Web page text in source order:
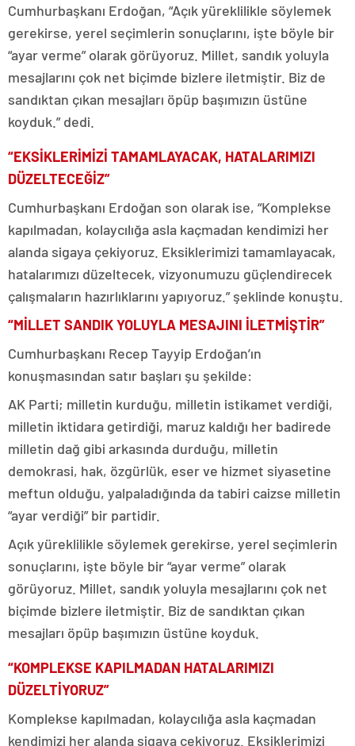
Cumhurbaşkanı Erdoğan, “Açık yüreklilikle söylemek
gerekirse, yerel seçimlerin sonuçlarını, işte böyle bir
“ayar verme” olarak görüyoruz. Millet, sandık yoluyla
mesajlarını çok net biçimde bizlere iletmiştir. Biz de
sandıktan çıkan mesajları öpüp başımızın üstüne
koyduk.” dedi.
“EKSİKLERİMİZİ TAMAMLAYACAK, HATALARIMIZI
DÜZELTECEĞİZ”
Cumhurbaşkanı Erdoğan son olarak ise, “Komplekse
kapılmadan, kolaycılığa asla kaçmadan kendimizi her
alanda sigaya çekiyoruz. Eksiklerimizi tamamlayacak,
hatalarımızı düzeltecek, vizyonumuzu güçlendirecek
çalışmaların hazırlıklarını yapıyoruz.” şeklinde konuştu.
“MİLLET SANDIK YOLUYLA MESAJINI İLETMİŞTİR”
Cumhurbaşkanı Recep Tayyip Erdoğan’ın
konuşmasından satır başları şu şekilde:
AK Parti; milletin kurduğu, milletin istikamet verdiği,
milletin iktidara getirdiği, maruz kaldığı her badirede
milletin dağ gibi arkasında durduğu, milletin
demokrasi, hak, özgürlük, eser ve hizmet siyasetine
meftun olduğu, yalpaladığında da tabiri caizse milletin
“ayar verdiği” bir partidir.
Açık yüreklilikle söylemek gerekirse, yerel seçimlerin
sonuçlarını, işte böyle bir “ayar verme” olarak
görüyoruz. Millet, sandık yoluyla mesajlarını çok net
biçimde bizlere iletmiştir. Biz de sandıktan çıkan
mesajları öpüp başımızın üstüne koyduk.
“KOMPLEKSE KAPILMADAN HATALARIMIZI
DÜZELTİYORUZ”
Komplekse kapılmadan, kolaycılığa asla kaçmadan
kendimizi her alanda sigaya çekiyoruz. Eksiklerimizi